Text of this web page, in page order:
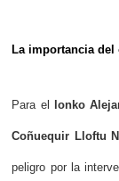
La importancia
Para el lonko
Coñuequir Lloftu
peligro por la